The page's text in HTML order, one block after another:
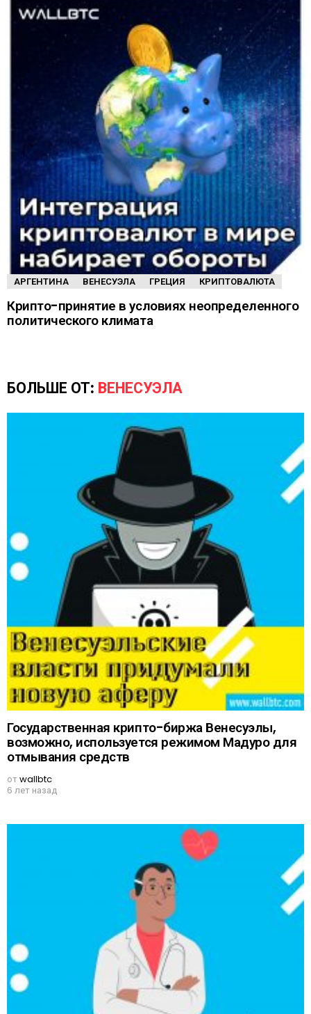
АРГЕНТИНА ВЕНЕСУЭЛА ГРЕЦИЯ КРИПТОВАЛЮТА
Крипто-принятие в условиях неопределенного
политического климата
БОЛЬШЕ ОТ: ВЕНЕСУЭЛА
Государственная крипто-биржа Венесуэлы,
возможно, используется режимом Мадуро для
отмывания средств
отwallbtc
6 лет назад